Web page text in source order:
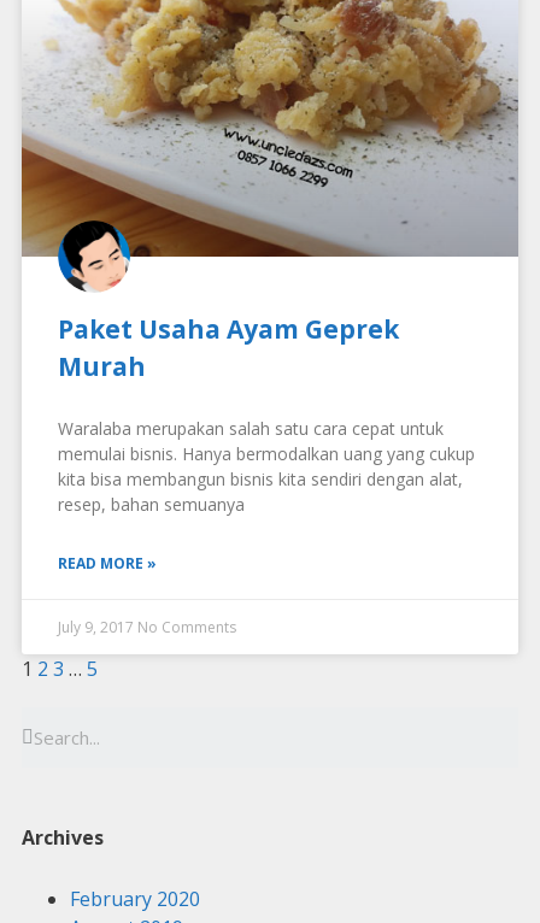
Paket Usaha Ayam Geprek
Murah
Waralaba merupakan salah satu cara cepat untuk
memulai bisnis. Hanya bermodalkan uang yang cukup
kita bisa membangun bisnis kita sendiri dengan alat,
resep, bahan semuanya
READ MORE »
July 9, 2017 No Comments
1 2 3 … 5
Archives
February 2020